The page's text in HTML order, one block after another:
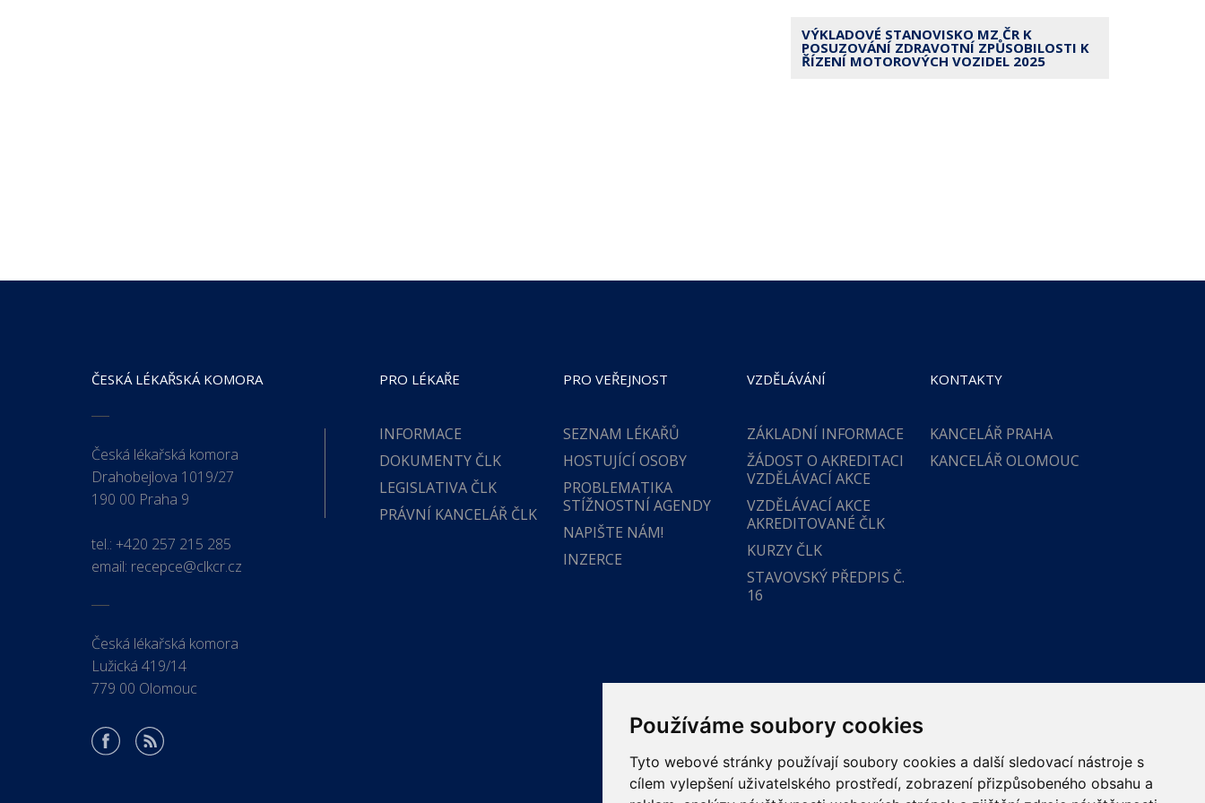
Používáme soubory cookies
Tyto webové stránky používají soubory cookies a další sledovací nástroje s
cílem vylepšení uživatelského prostředí, zobrazení přizpůsobeného obsahu a
VÝKLADOVÉ STANOVISKO MZ ČR K
POSUZOVÁNÍ ZDRAVOTNÍ ZPŮSOBILOSTI K
ŘÍZENÍ MOTOROVÝCH VOZIDEL 2025
ČESKÁ LÉKAŘSKÁ KOMORA
Česká lékařská komora
Drahobejlova 1019/27
190 00 Praha 9
tel.: +420 257 215 285
email: recepce@clkcr.cz
Česká lékařská komora
Lužická 419/14
779 00 Olomouc
PRO LÉKAŘE
INFORMACE
DOKUMENTY ČLK
LEGISLATIVA ČLK
PRÁVNÍ KANCELÁŘ ČLK
PRO VEŘEJNOST
SEZNAM LÉKAŘŮ
HOSTUJÍCÍ OSOBY
PROBLEMATIKA
STÍŽNOSTNÍ AGENDY
NAPIŠTE NÁM!
INZERCE
VZDĚLÁVÁNÍ
ZÁKLADNÍ INFORMACE
ŽÁDOST O AKREDITACI
VZDĚLÁVACÍ AKCE
VZDĚLÁVACÍ AKCE
AKREDITOVANÉ ČLK
KURZY ČLK
STAVOVSKÝ PŘEDPIS Č.
16
KONTAKTY
KANCELÁŘ PRAHA
KANCELÁŘ OLOMOUC